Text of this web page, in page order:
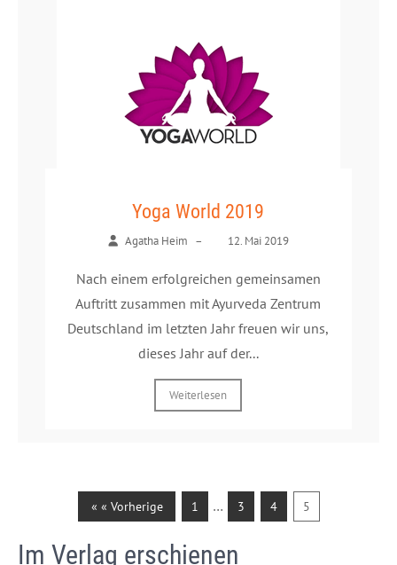
Yoga World 2019
Agatha Heim – 12. Mai 2019
Nach einem erfolgreichen gemeinsamen
Auftritt zusammen mit Ayurveda Zentrum
Deutschland im letzten Jahr freuen wir uns,
dieses Jahr auf der...
Weiterlesen
« « Vorherige 1 … 3 4 5
Im Verlag erschienen